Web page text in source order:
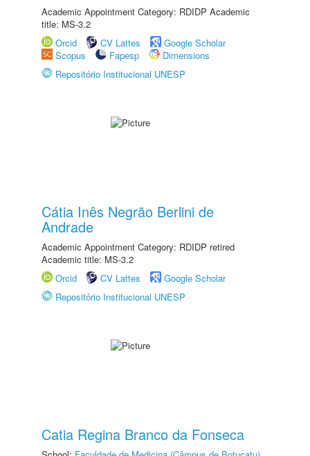
Academic Appointment Category: RDIDP Academic
title: MS-3.2
Orcid
CV Lattes
Google Scholar
Scopus
Fapesp
Dimensions
Repositório Institucional UNESP
Cátia Inês Negrão Berlini de
Andrade
Academic Appointment Category: RDIDP retired
Academic title: MS-3.2
Orcid
CV Lattes
Google Scholar
Repositório Institucional UNESP
Catia Regina Branco da Fonseca